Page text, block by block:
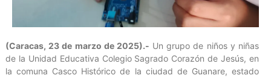
(Caracas, 23 de marzo de 2025).- Un grupo de niños y niñas
de la Unidad Educativa Colegio Sagrado Corazón de Jesús, en
la comuna Casco Histórico de la ciudad de Guanare, estado